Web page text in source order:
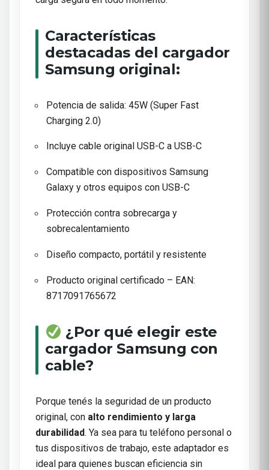
Características
destacadas del cargador
Samsung original:
Potencia de salida: 45W (Super Fast
Charging 2.0)
Incluye cable original USB-C a USB-C
Compatible con dispositivos Samsung
Galaxy y otros equipos con USB-C
Protección contra sobrecarga y
sobrecalentamiento
Diseño compacto, portátil y resistente
Producto original certificado – EAN:
8717091765672
¿Por qué elegir este
cargador Samsung con
cable?
Porque tenés la seguridad de un producto
original, con alto rendimiento y larga
durabilidad. Ya sea para tu teléfono personal o
tus dispositivos de trabajo, este adaptador es
ideal para quienes buscan eficiencia sin